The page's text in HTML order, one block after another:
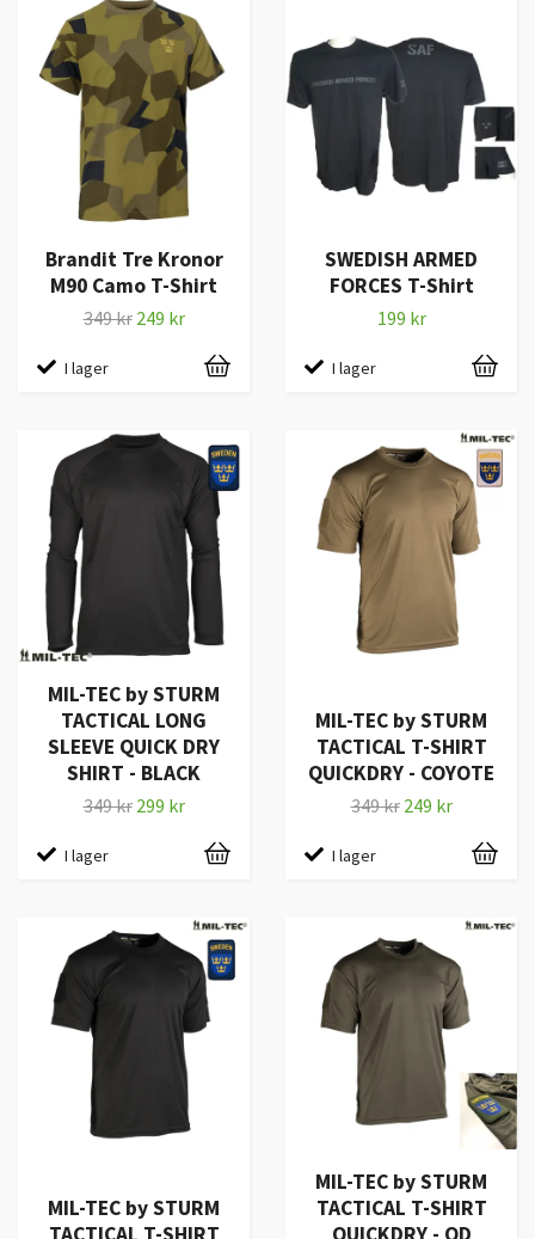
Brandit Tre Kronor
M90 Camo T-Shirt
349 kr 249 kr
I lager
SWEDISH ARMED
FORCES T-Shirt
199 kr
I lager
MIL-TEC by STURM
TACTICAL LONG
SLEEVE QUICK DRY
SHIRT - BLACK
349 kr 299 kr
I lager
MIL-TEC by STURM
TACTICAL T-SHIRT
QUICKDRY - COYOTE
349 kr 249 kr
I lager
MIL-TEC by STURM
MIL-TEC by STURM
TACTICAL T-SHIRT